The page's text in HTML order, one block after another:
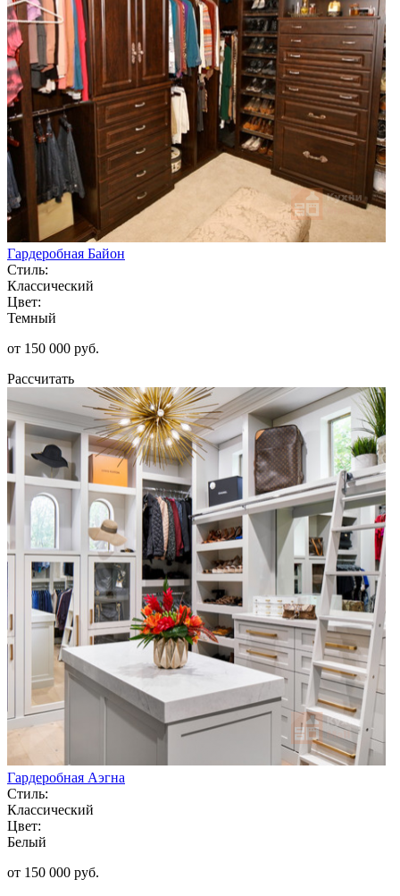
Гардеробная Байон
Стиль:
Классический
Цвет:
Темный
от 150 000 руб.
Рассчитать
Гардеробная Аэгна
Стиль:
Классический
Цвет:
Белый
от 150 000 руб.